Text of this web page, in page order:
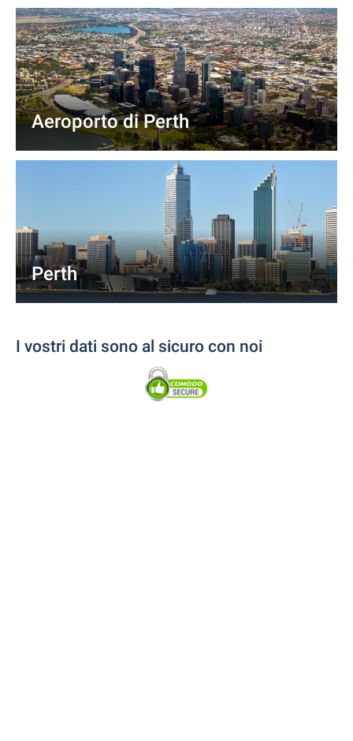
Aeroporto di Perth
Perth
I vostri dati sono al sicuro con noi